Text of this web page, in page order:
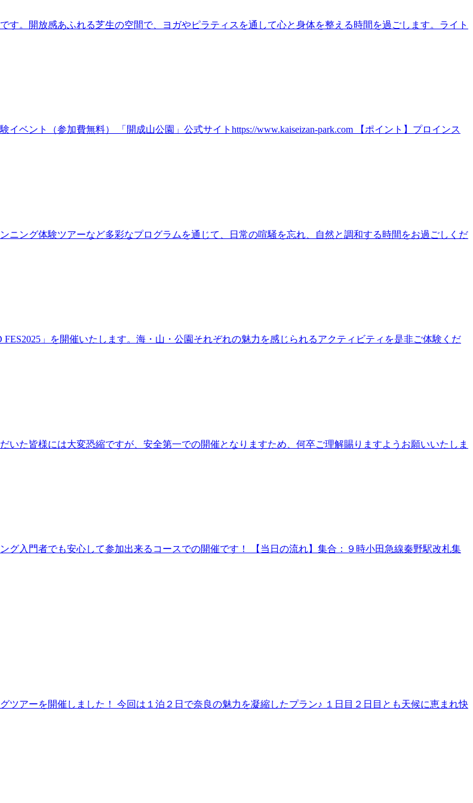
。開放感あふれる芝生の空間で、ヨガやピラティスを通して心と身体を整える時間を過ごします。ライト
ベント（参加費無料） 「開成山公園」公式サイトhttps://www.kaiseizan-park.com 【ポイント】プロインス
ング体験ツアーなど多彩なプログラムを通じて、日常の喧騒を忘れ、自然と調和する時間をお過ごしくだ
」を開催いたします。海・山・公園それぞれの魅力を感じられるアクティビティを是非ご体験くだ
た皆様には大変恐縮ですが、安全第一での開催となりますため、何卒ご理解賜りますようお願いいたしま
入門者でも安心して参加出来るコースでの開催です！ 【当日の流れ】集合：９時小田急線秦野駅改札集
ツアーを開催しました！ 今回は１泊２日で奈良の魅力を凝縮したプラン♪ １日目２日目とも天候に恵まれ快